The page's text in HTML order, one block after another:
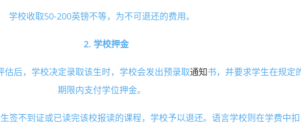
学校收取50-200英镑不等，为不可退还的费用。
2. 学校押金
估后，学校决定录取该生时，学校会发出预录取通知书，并要求学生在规定
期限内支付学位押金。
签不到证或已读完该校报读的课程，学校予以退还。语言学校则在学费中扣